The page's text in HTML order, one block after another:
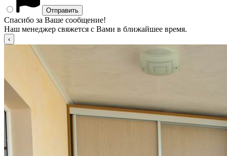
Спасибо за Ваше сообщение!
Наш менеджер свяжется с Вами в ближайшее время.